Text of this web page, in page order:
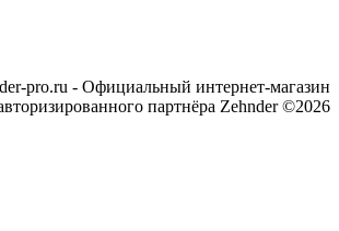
pro.ru - Официальный интернет-магазин
партнёра Zehnder ©2026